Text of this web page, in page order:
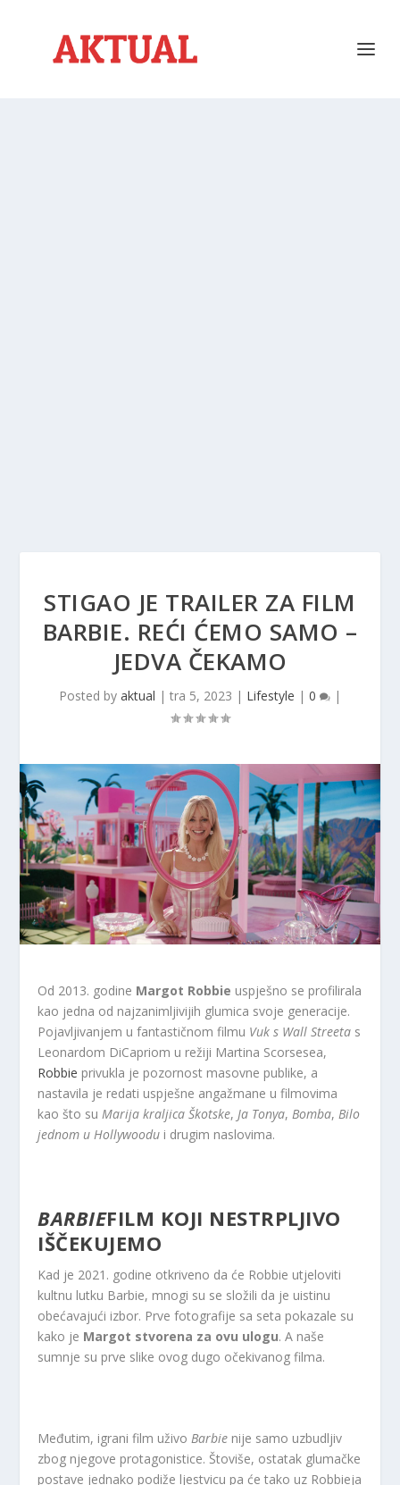
STIGAO JE TRAILER ZA FILM
BARBIE. REĆI ĆEMO SAMO –
JEDVA ČEKAMO
Posted by aktual | tra 5, 2023 | Lifestyle | 0 |
Od 2013. godine Margot Robbie uspješno se profilirala
kao jedna od najzanimljivijih glumica svoje generacije.
Pojavljivanjem u fantastičnom filmu Vuk s Wall Streeta s
Leonardom DiCapriom u režiji Martina Scorsesea,
Robbie privukla je pozornost masovne publike, a
nastavila je redati uspješne angažmane u filmovima
kao što su Marija kraljica Škotske, Ja Tonya, Bomba, Bilo
jednom u Hollywoodu i drugim naslovima.
BARBIEFILM KOJI NESTRPLJIVO
IŠČEKUJEMO
Kad je 2021. godine otkriveno da će Robbie utjeloviti
kultnu lutku Barbie, mnogi su se složili da je uistinu
obećavajući izbor. Prve fotografije sa seta pokazale su
kako je Margot stvorena za ovu ulogu. A naše
sumnje su prve slike ovog dugo očekivanog filma.
Međutim, igrani film uživoBarbie nije samo uzbudljiv
zbog njegove protagonistice. Štoviše, ostatak glumačke
postave jednako podiže ljestvicu pa će tako uz Robbieja